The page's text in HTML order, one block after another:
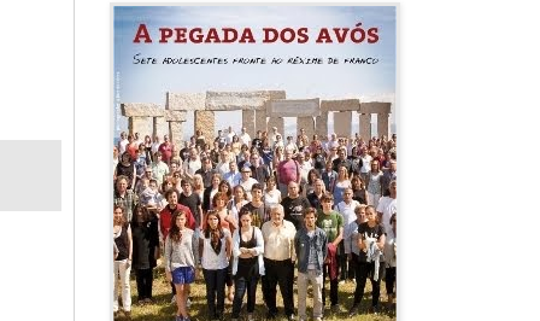
577. Nos fusilaron
fusilaron mal
307. Vuestros
nombres no se han
borrado en la
Historia